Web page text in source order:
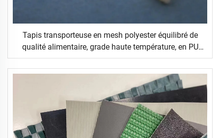
Tapis transporteuse en mesh polyester équilibré de
qualité alimentaire, grade haute température, en PU
alimentaire, pour le secteur de la distribution, état neuf